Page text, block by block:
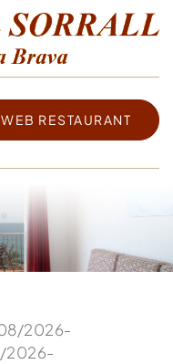
WEB RESTAURANT
2026-
2026-